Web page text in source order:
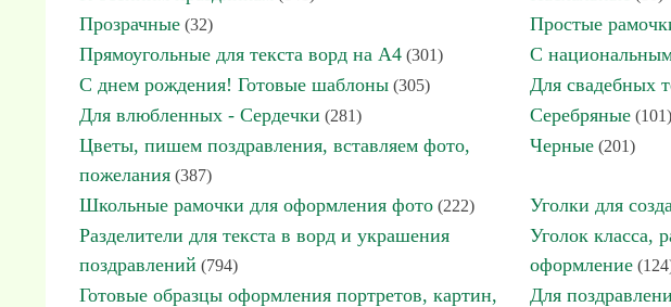
Прозрачные (32) Простые
Прямоугольные для текста ворд на А4 (301) С
С днем рождения! Готовые шаблоны (305) Для свадебных
Для влюбленных - Сердечки (281) Серебряные (101)
Цветы, пишем поздравления, вставляем фото,
пожелания (387)
Черные (201)
Школьные рамочки для оформления фото (222) Уголки для
Разделители для текста в ворд и украшения
поздравлений (794)
Уголок класса,
оформление
Готовые образцы оформления портретов, картин,
Для